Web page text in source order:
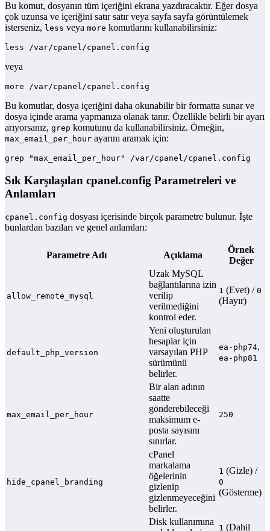
Bu komut, dosyanın tüm içeriğini ekrana yazdıracaktır. Eğer dosya
çok uzunsa ve içeriğini satır satır veya sayfa sayfa görüntülemek
isterseniz, less veya more komutlarını kullanabilirsiniz:
less /var/cpanel/cpanel.config
veya
more /var/cpanel/cpanel.config
Bu komutlar, dosya içeriğini daha okunabilir bir formatta sunar ve
dosya içinde arama yapmanıza olanak tanır. Özellikle belirli bir ayarı
arıyorsanız, grep komutunu da kullanabilirsiniz. Örneğin,
max_email_per_hour ayarını aramak için:
grep "max_email_per_hour" /var/cpanel/cpanel.config
Sık Karşılaşılan cpanel.config Parametreleri ve
Anlamları
cpanel.config dosyası içerisinde birçok parametre bulunur. İşte
bunlardan bazıları ve genel anlamları:
Parametre Adı Açıklama
Örnek
Değer
allow_remote_mysql
Uzak MySQL
bağlantılarına izin
verilip
verilmediğini
kontrol eder.
1 (Evet) / 0
(Hayır)
default_php_version
Yeni oluşturulan
hesaplar için
varsayılan PHP
sürümünü
belirler.
ea-php74,
ea-php81
max_email_per_hour
Bir alan adının
saatte
gönderebileceği
maksimum e-
posta sayısını
sınırlar.
250
hide_cpanel_branding
cPanel
markalama
öğelerinin
gizlenip
gizlenmeyeceğini
belirler.
1 (Gizle) /
0
(Gösterme)
Disk kullanımına
1 (Dahil